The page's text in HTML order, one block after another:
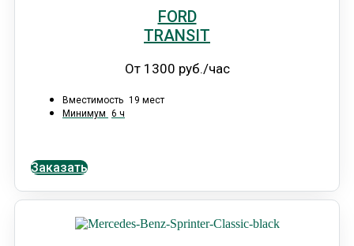
FORD
TRANSIT
От 1300 руб./час
Вместимость 19 мест
Минимум 6 ч
Заказать